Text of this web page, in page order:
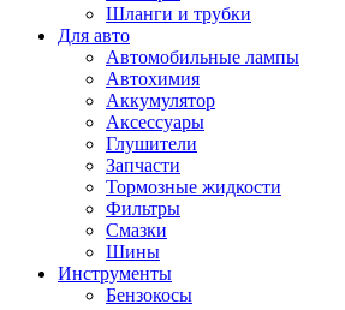
Шланги и трубки
Для авто
Автомобильные лампы
Автохимия
Аккумулятор
Аксессуары
Глушители
Запчасти
Тормозные жидкости
Фильтры
Смазки
Шины
Инструменты
Бензокосы